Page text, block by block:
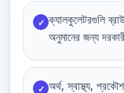
✓ ক্যালকুলেটরগুলি
অনুমানের জন্য
✓ অর্থ, স্বাস্থ্য,